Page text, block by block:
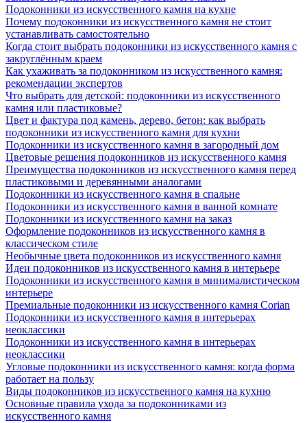
Подоконники из искусственного камня на кухне
Почему подоконники из искусственного камня не стоит
устанавливать самостоятельно
Когда стоит выбрать подоконники из искусственного камня с
закруглённым краем
Как ухаживать за подоконником из искусственного камня:
рекомендации экспертов
Что выбрать для детской: подоконники из искусственного
камня или пластиковые?
Цвет и фактура под камень, дерево, бетон: как выбрать
подоконники из искусственного камня для кухни
Подоконники из искусственного камня в загородный дом
Цветовые решения подоконников из искусственного камня
Преимущества подоконников из искусственного камня перед
пластиковыми и деревянными аналогами
Подоконники из искусственного камня в спальне
Подоконники из искусственного камня в ванной комнате
Подоконники из искусственного камня на заказ
Оформление подоконников из искусственного камня в
классическом стиле
Необычные цвета подоконников из искусственного камня
Идеи подоконников из искусственного камня в интерьере
Подоконники из искусственного камня в минималистическом
интерьере
Премиальные подоконники из искусственного камня Corian
Подоконники из искусственного камня в интерьерах
неоклассики
Подоконники из искусственного камня в интерьерах
неоклассики
Угловые подоконники из искусственного камня: когда форма
работает на пользу
Виды подоконников из искусственного камня на кухню
Основные правила ухода за подоконниками из
искусственного камня